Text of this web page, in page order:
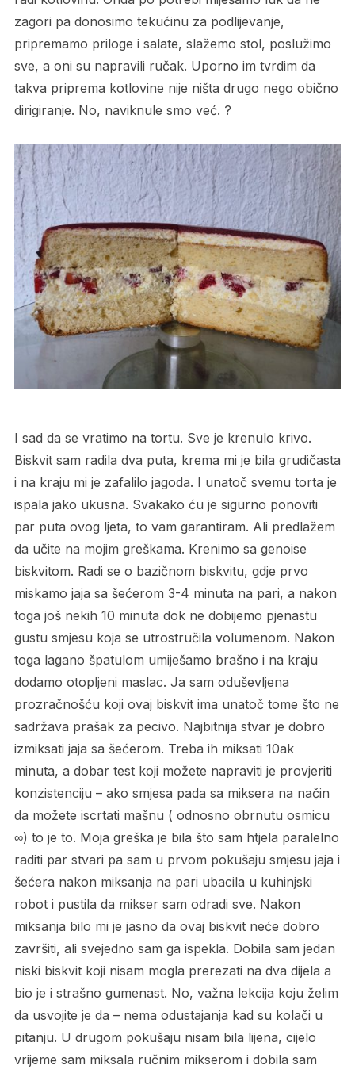
zagori pa donosimo tekućinu za podlijevanje,
pripremamo priloge i salate, slažemo stol, poslužimo
sve, a oni su napravili ručak. Uporno im tvrdim da
takva priprema kotlovine nije ništa drugo nego obično
dirigiranje. No, naviknule smo već. ?
I sad da se vratimo na tortu. Sve je krenulo krivo.
Biskvit sam radila dva puta, krema mi je bila grudičasta
i na kraju mi je zafalilo jagoda. I unatoč svemu torta je
ispala jako ukusna. Svakako ću je sigurno ponoviti
par puta ovog ljeta, to vam garantiram. Ali predlažem
da učite na mojim greškama. Krenimo sa genoise
biskvitom. Radi se o bazičnom biskvitu, gdje prvo
miskamo jaja sa šećerom 3-4 minuta na pari, a nakon
toga još nekih 10 minuta dok ne dobijemo pjenastu
gustu smjesu koja se utrostručila volumenom. Nakon
toga lagano špatulom umiješamo brašno i na kraju
dodamo otopljeni maslac. Ja sam oduševljena
prozračnošću koji ovaj biskvit ima unatoč tome što ne
sadržava prašak za pecivo. Najbitnija stvar je dobro
izmiksati jaja sa šećerom. Treba ih miksati 10ak
minuta, a dobar test koji možete napraviti je provjeriti
konzistenciju – ako smjesa pada sa miksera na način
da možete iscrtati mašnu ( odnosno obrnutu osmicu
∞) to je to. Moja greška je bila što sam htjela paralelno
raditi par stvari pa sam u prvom pokušaju smjesu jaja i
šećera nakon miksanja na pari ubacila u kuhinjski
robot i pustila da mikser sam odradi sve. Nakon
miksanja bilo mi je jasno da ovaj biskvit neće dobro
završiti, ali svejedno sam ga ispekla. Dobila sam jedan
niski biskvit koji nisam mogla prerezati na dva dijela a
bio je i strašno gumenast. No, važna lekcija koju želim
da usvojite je da – nema odustajanja kad su kolači u
pitanju. U drugom pokušaju nisam bila lijena, cijelo
vrijeme sam miksala ručnim mikserom i dobila sam